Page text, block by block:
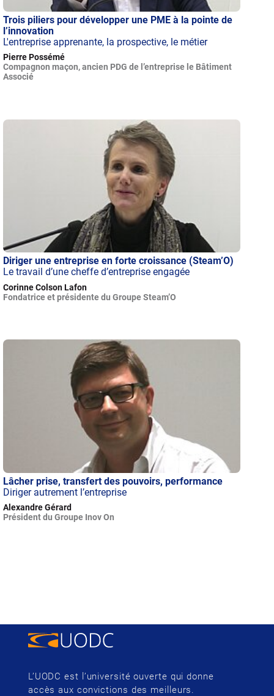
Trois piliers pour développer une PME à la pointe de
l’innovation
L'entreprise apprenante, la prospective, le métier
Pierre Possémé
Compagnon maçon, ancien PDG de l’entreprise le Bâtiment
Associé
Diriger une entreprise en forte croissance (Steam’O)
Le travail d’une cheffe d’entreprise engagée
Corinne Colson Lafon
Fondatrice et présidente du Groupe Steam’O
Lâcher prise, transfert des pouvoirs, performance
Diriger autrement l’entreprise
Alexandre Gérard
Président du Groupe Inov On
L’UODC est l’université ouverte qui donne
accès aux convictions des meilleurs.